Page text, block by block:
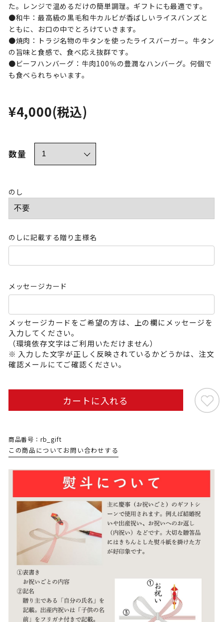
た。レンジで温めるだけの簡単調理。ギフトにも最適です。
●和牛：最高級の黒毛和牛カルビが香ばしいライスバンズと
ともに、お口の中でとろけていきます。
●焼肉：トラジ名物の牛タンを使ったライスバーガー。牛タン
の旨味と食感で、食べ応え抜群です。
●ビーフハンバーグ：牛肉100％の豊潤なハンバーグ。何個で
も食べられちゃいます。
¥4,000(税込)
数量
のし
のしに記載する贈り主様名
メッセージカード
メッセージカードをご希望の方は、上の欄にメッセージを
入力してください。
（環境依存文字はご利用いただけません）
※ 入力した文字が正しく反映されているかどうかは、注文
確認メールにてご確認ください。
カートに入れる
商品番号：rb_gift
この商品についてお問い合わせする